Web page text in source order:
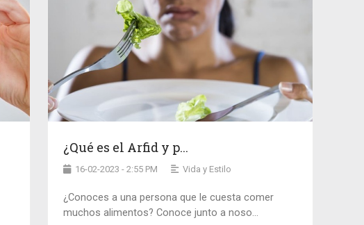
¿Qué es el Arfid y p...
16-02-2023 - 2:55 PM Vida y Estilo
¿Conoces a una persona que le cuesta comer
muchos alimentos? Conoce junto a noso...